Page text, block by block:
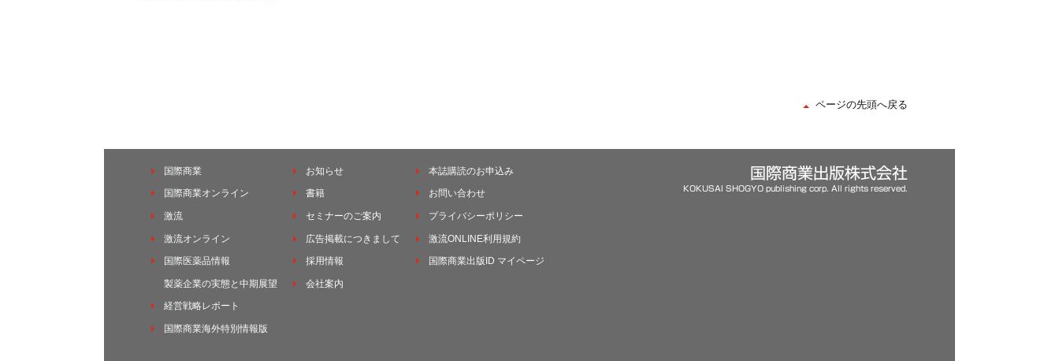
ページの先頭へ戻る
国際商業
国際商業オンライン
激流
激流オンライン
国際医薬品情報
製薬企業の実態と中期展望
経営戦略レポート
国際商業海外特別情報版
お知らせ
書籍
セミナーのご案内
広告掲載につきまして
採用情報
会社案内
本誌購読のお申込み
お問い合わせ
プライバシーポリシー
激流ONLINE利用規約
国際商業出版ID マイページ